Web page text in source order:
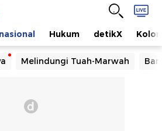
Hukum detikX
Melindungi Tuah-Marwah